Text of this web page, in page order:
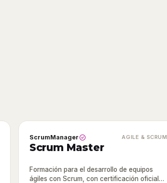
ScrumManager AGILE & SCRUM
Scrum Master
Formación para el desarrollo de equipos
ágiles con Scrum, con certificación oficial